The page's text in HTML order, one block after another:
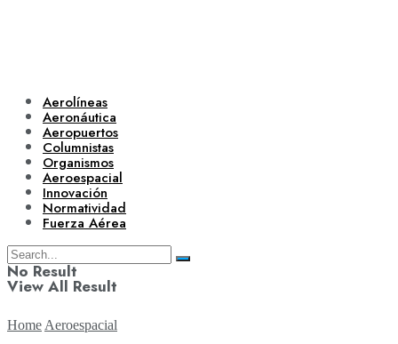
Aerolíneas
Aeronáutica
Aeropuertos
Columnistas
Organismos
Aeroespacial
Innovación
Normatividad
Fuerza Aérea
No Result
View All Result
Home Aeroespacial